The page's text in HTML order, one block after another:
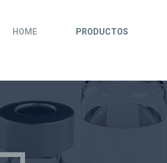
HOME PRODUCTOS